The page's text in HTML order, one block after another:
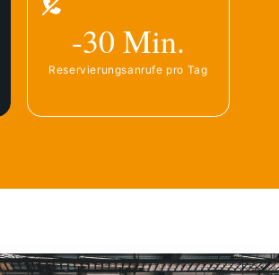
-30 Min.
Reservierungsanrufe pro Tag